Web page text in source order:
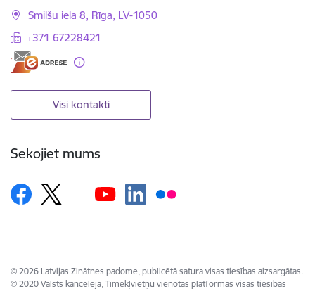
Smilšu iela 8, Rīga, LV-1050
+371 67228421
Visi kontakti
Sekojiet mums
© 2026 Latvijas Zinātnes padome, publicētā satura visas tiesības aizsargātas.
© 2020 Valsts kanceleja, Tīmekļvietņu vienotās platformas visas tiesības